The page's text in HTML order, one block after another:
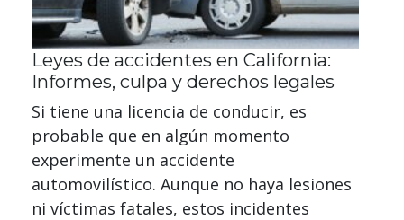
Leyes de accidentes en California:
Informes, culpa y derechos legales
Si tiene una licencia de conducir, es
probable que en algún momento
experimente un accidente
automovilístico. Aunque no haya lesiones
ni víctimas fatales, estos incidentes